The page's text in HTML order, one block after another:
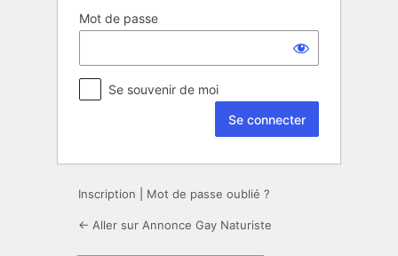
Mot de passe
Se souvenir de moi
Inscription Mot de passe oublié ?
← Aller sur Annonce Gay Naturiste